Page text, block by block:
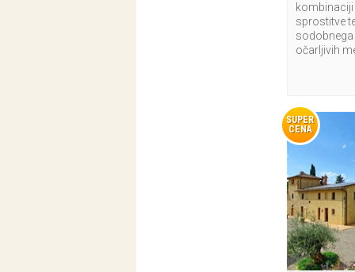
kombinaciji
sprostitve
sodobnega
očarljivih
SUPER
CENA